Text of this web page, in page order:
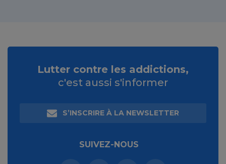
Lutter contre les addictions,
c'est aussi s'informer
S’INSCRIRE À LA NEWSLETTER
SUIVEZ-NOUS